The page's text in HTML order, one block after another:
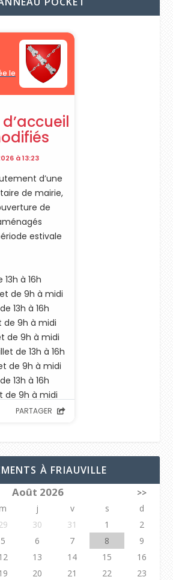
À FRIAUVILLE
Août 2026
>>
m j v s
d
30 31 1
2
5 6 7 8
9
13 14 15
16
20 21 22
23